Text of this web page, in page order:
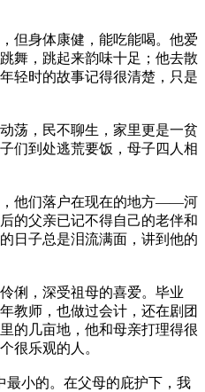
但身体康健，能吃能喝。他爱
舞，跳起来韵味十足；他去散
轻时的故事记得很清楚，只是
荡，民不聊生，家里更是一贫
们到处逃荒要饭，母子四人相
他们落户在现在的地方——河
的父亲已记不得自己的老伴和
日子总是泪流满面，讲到他的
俐，深受祖母的喜爱。毕业
教师，也做过会计，还在剧团
的几亩地，他和母亲打理得很
很乐观的人。
最小的。在父母的庇护下，我